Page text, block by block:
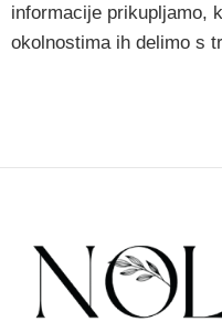
informacije prikupljamo,
okolnostima ih delimo s